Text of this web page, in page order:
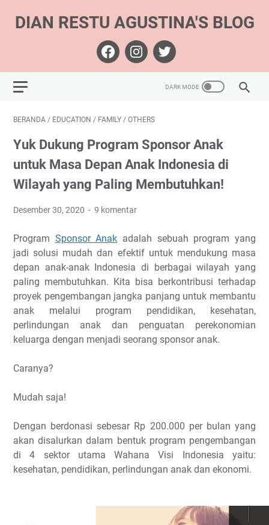
DIAN RESTU AGUSTINA'S BLOG
BERANDA / EDUCATION / FAMILY / OTHERS
Yuk Dukung Program Sponsor Anak
untuk Masa Depan Anak Indonesia di
Wilayah yang Paling Membutuhkan!
Desember 30, 2020 9 komentar
Program Sponsor Anak adalah sebuah program yang
jadi solusi mudah dan efektif untuk mendukung masa
depan anak-anak Indonesia di berbagai wilayah yang
paling membutuhkan. Kita bisa berkontribusi terhadap
proyek pengembangan jangka panjang untuk membantu
anak melalui program pendidikan, kesehatan,
perlindungan anak dan penguatan perekonomian
keluarga dengan menjadi seorang sponsor anak.
Caranya?
Mudah saja!
Dengan berdonasi sebesar Rp 200.000 per bulan yang
akan disalurkan dalam bentuk program pengembangan
di 4 sektor utama Wahana Visi Indonesia yaitu:
kesehatan, pendidikan, perlindungan anak dan ekonomi.